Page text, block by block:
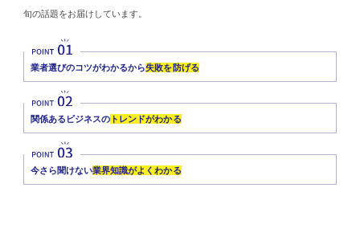
旬の話題をお届けしています。
業者選びのコツがわかるから失敗を防げる
関係あるビジネスの トレンドがわかる
今さら聞けない業界知識がよくわかる